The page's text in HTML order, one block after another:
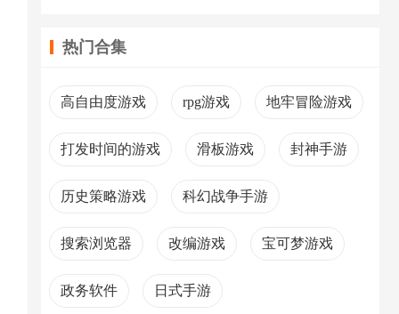
热门合集
高自由度游戏 rpg游戏 地牢冒险游戏
打发时间的游戏 滑板游戏 封神手游
历史策略游戏 科幻战争手游
搜索浏览器 改编游戏 宝可梦游戏
政务软件 日式手游